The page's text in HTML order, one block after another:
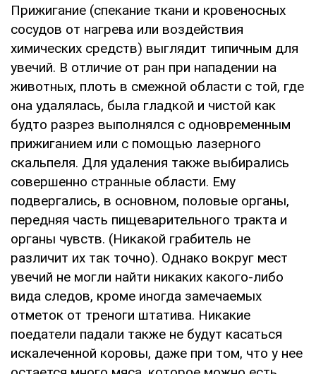
Прижигание (спекание ткани и кровеносных
сосудов от нагрева или воздействия
химических средств) выглядит типичным для
увечий. В отличие от ран при нападении на
животных, плоть в смежной области с той, где
она удалялась, была гладкой и чистой как
будто разрез выполнялся с одновременным
прижиганием или с помощью лазерного
скальпеля. Для удаления также выбирались
совершенно странные области. Ему
подвергались, в основном, половые органы,
передняя часть пищеварительного тракта и
органы чувств. (Никакой грабитель не
различит их так точно). Однако вокруг мест
увечий не могли найти никаких какого-либо
вида следов, кроме иногда замечаемых
отметок от треноги штатива. Никакие
поедатели падали также не будут касаться
искалеченной коровы, даже при том, что у нее